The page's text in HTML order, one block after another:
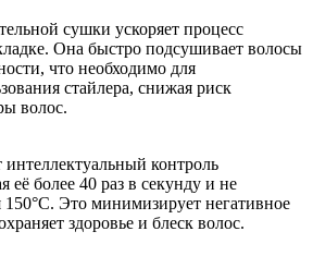
сушки ускоряет процесс
Она быстро подсушивает волосы
что необходимо для
стайлера, снижая риск
волос.
интеллектуальный контроль
её более 40 раз в секунду и не
Это минимизирует негативное
здоровье и блеск волос.